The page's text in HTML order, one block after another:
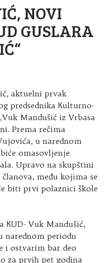
NOVI
GUSLARA
aktuelni prvak
predsednika Кulturno-
Mandušić iz Vrbasa
Prema rečima
u narednom
omasovljenje
Upravo na skupštini
među kojima se
biti prvi polaznici škole
КUD- Vuk Mandušić,
narednom periodu
i ostvarim bar deo
za prvih pet godina